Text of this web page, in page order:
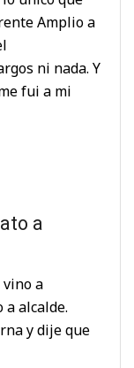
Amplio a
ni nada. Y
fui a mi
a
a
alcalde.
y dije que